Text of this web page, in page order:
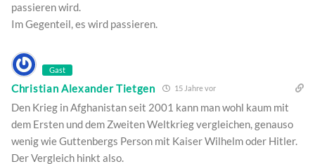
passieren wird.
Im Gegenteil, es wird passieren.
Gast
Christian Alexander Tietgen 15 Jahre vor
Den Krieg in Afghanistan seit 2001 kann man wohl kaum mit
dem Ersten und dem Zweiten Weltkrieg vergleichen, genauso
wenig wie Guttenbergs Person mit Kaiser Wilhelm oder Hitler.
Der Vergleich hinkt also.